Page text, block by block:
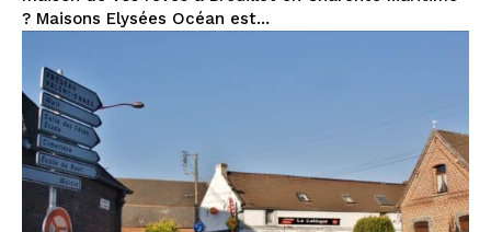
? Maisons Elysées Océan est...